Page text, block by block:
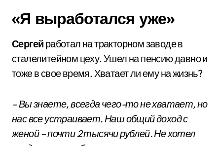
«Я выработался уже»
Сергей работал на тракторном заводе в
сталелитейном цеху. Ушел на пенсию давно и
тоже в свое время. Хватает ли ему на жизнь?
– Вы знаете, всегда чего-то не хватает, но
нас все устраивает. Наш общий доход с
женой – почти 2 тысячи рублей. Не хотел